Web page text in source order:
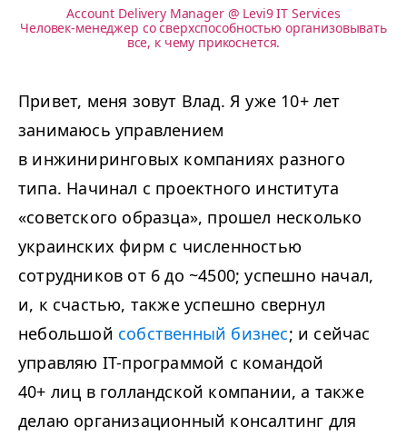
Account Delivery Manager @ Levi9 IT Services
Человек-менеджер со сверхспособностью организовывать
все, к чему прикоснется.
Привет, меня зовут Влад. Я уже 10+ лет
занимаюсь управлением
в инжиниринговых компаниях разного
типа. Начинал с проектного института
«советского образца», прошел несколько
украинских фирм с численностью
сотрудников от 6 до ~4500; успешно начал,
и, к счастью, также успешно свернул
небольшой собственный бизнес; и сейчас
управляю IT-программой с командой
40+ лиц в голландской компании, а также
делаю организационный консалтинг для